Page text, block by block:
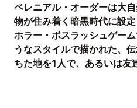
ペレニアル・オーダーは大
物が住み着く暗黒時代に設
ホラー・ボスラッシュゲー
うなスタイルで描かれた、
ちた地を1人で、あるいは友